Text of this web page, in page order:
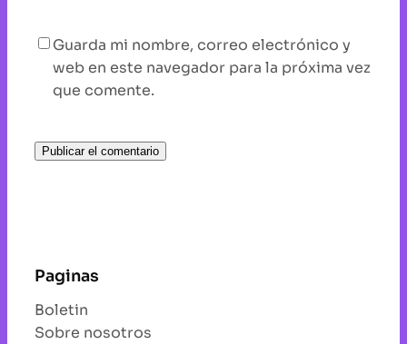
Guarda mi nombre, correo electrónico y
web en este navegador para la próxima vez
que comente.
Paginas
Boletin
Sobre nosotros